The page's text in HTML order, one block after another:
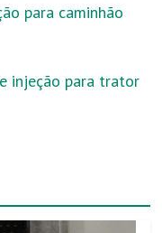
para caminhão
injeção para trator